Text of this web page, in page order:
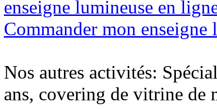
enseigne lumineuse en
Commander mon
Nos autres activités:
ans, covering de vitrine de